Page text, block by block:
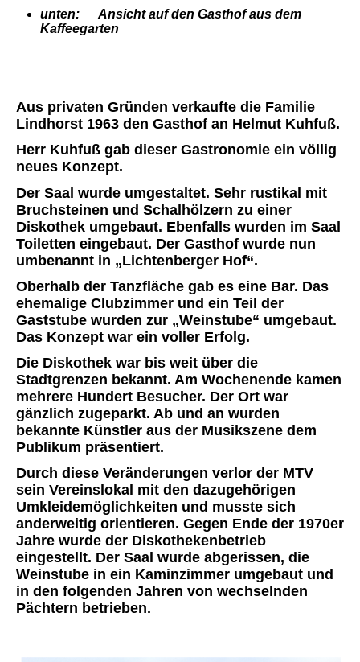
unten: Ansicht auf den Gasthof aus dem
Kaffeegarten
Aus privaten Gründen verkaufte die Familie
Lindhorst 1963 den Gasthof an Helmut Kuhfuß.
Herr Kuhfuß gab dieser Gastronomie ein völlig
neues Konzept.
Der Saal wurde umgestaltet. Sehr rustikal mit
Bruchsteinen und Schalhölzern zu einer
Diskothek umgebaut. Ebenfalls wurden im Saal
Toiletten eingebaut. Der Gasthof wurde nun
umbenannt in „Lichtenberger Hof“.
Oberhalb der Tanzfläche gab es eine Bar. Das
ehemalige Clubzimmer und ein Teil der
Gaststube wurden zur „Weinstube“ umgebaut.
Das Konzept war ein voller Erfolg.
Die Diskothek war bis weit über die
Stadtgrenzen bekannt. Am Wochenende kamen
mehrere Hundert Besucher. Der Ort war
gänzlich zugeparkt. Ab und an wurden
bekannte Künstler aus der Musikszene dem
Publikum präsentiert.
Durch diese Veränderungen verlor der MTV
sein Vereinslokal mit den dazugehörigen
Umkleidemöglichkeiten und musste sich
anderweitig orientieren. Gegen Ende der 1970er
Jahre wurde der Diskothekenbetrieb
eingestellt. Der Saal wurde abgerissen, die
Weinstube in ein Kaminzimmer umgebaut und
in den folgenden Jahren von wechselnden
Pächtern betrieben.